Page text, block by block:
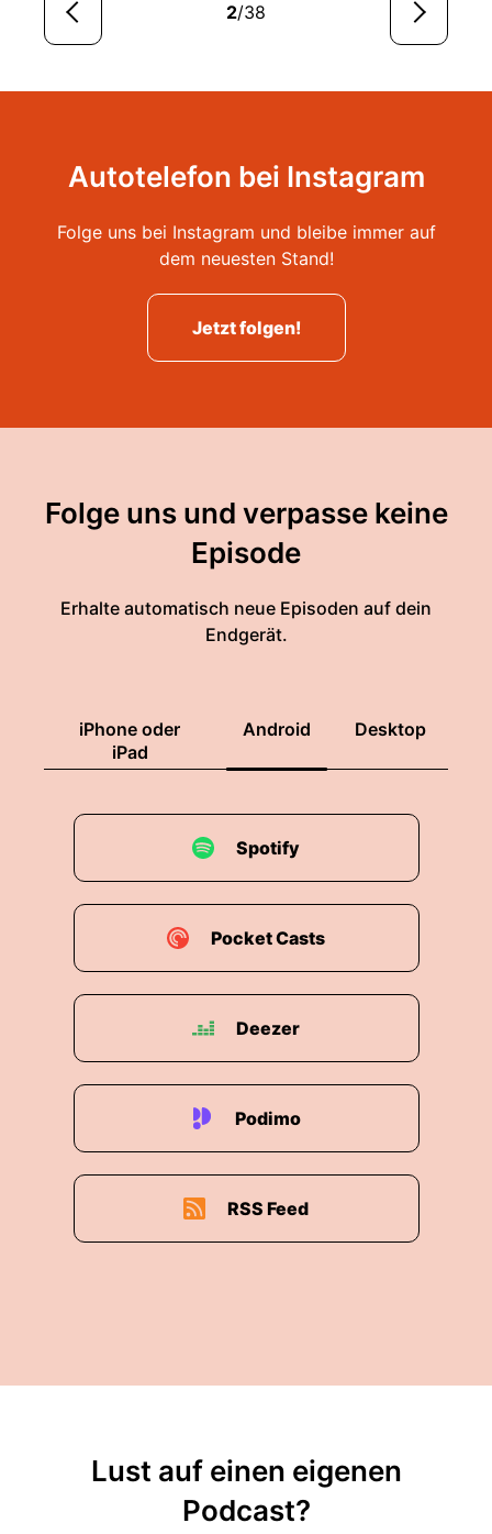
2/38
Autotelefon bei Instagram
Folge uns bei Instagram und bleibe immer auf
dem neuesten Stand!
Jetzt folgen!
Folge uns und verpasse keine
Episode
Erhalte automatisch neue Episoden auf dein
Endgerät.
iPhone oder
iPad
Android Desktop
Spotify
Pocket Casts
Deezer
Podimo
RSS Feed
Lust auf einen eigenen
Podcast?